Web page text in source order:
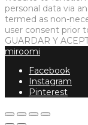
personal data via
termed as non-
user consent prior
GUARDAR Y
miroomi
Facebook
Instagram
Pinterest